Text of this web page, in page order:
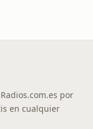
por
en cualquier